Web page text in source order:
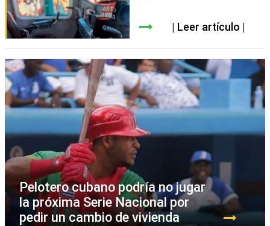
Leer artículo
Pelotero cubano podría no jugar
la próxima Serie Nacional por
pedir un cambio de vivienda